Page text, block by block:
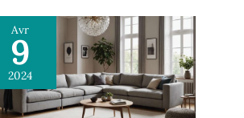
Avr
9
2024